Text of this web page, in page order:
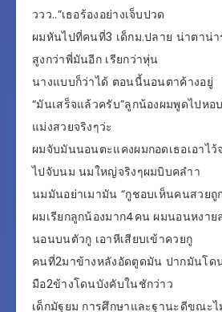
ววว..”เธอร้องอย่างเจ็บปวด
ผมหันไปที่คนที่3 เด็กม.ปลาย น่าตาน่
สูงกว่าพี่มันอีก เรียกว่าหุ่น
นางแบบก็ว่าได้ ตอนนี้นอนตาค้างอยู่
“มันเสร็จแล้วครับ”ลูกน้องผมพูดไปหอ
แม่งสวยจริงๆว่ะ
ผมจับมันนอนตะแคงผมกอดเธอเอาไว้
ไปจับนม นมใหญ่จริงๆผมบิบคลำา
นมมันอย่าเมามัน “กูชอบเห็นคนสวยถู
ผมเรียกลูกน้องมาก4คน ผมนอนหงาย
นอนบนตัวกู เอาหีเสียบเข้าควยกู
คนที่2มาข้างหลังอัดตูดมัน ปากมันโด
มือ2ข้างโดนบังคับในชักว่าว
เด็กมัฐยม การศึกษาและฐานะดีขณะไ